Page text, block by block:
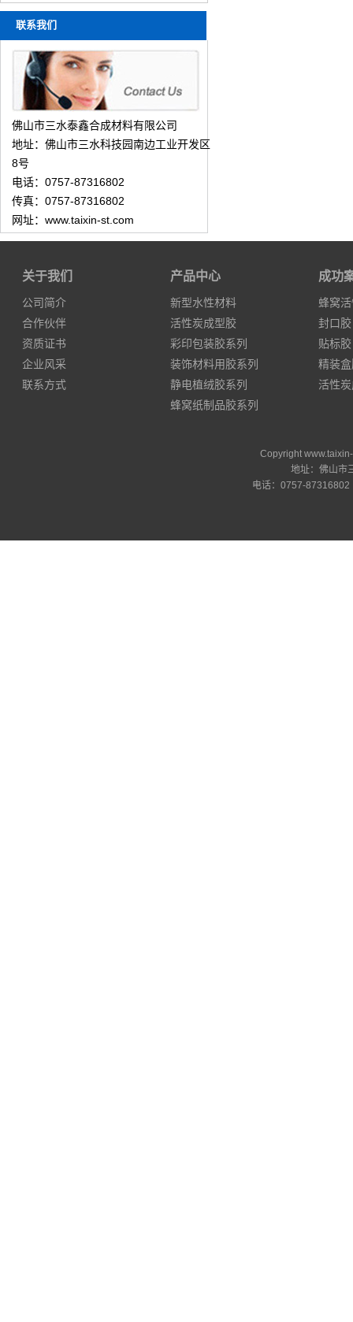
联系我们
佛山市三水泰鑫合成材料有限公司
地址：佛山市三水科技园南边工业开发区
8号
电话：0757-87316802
传真：0757-87316802
网址：www.taixin-st.com
关于我们
公司简介
合作伙伴
资质证书
企业风采
联系方式
产品中心
新型水性材料
活性炭成型胶
彩印包装胶系列
装饰材料用胶系列
静电植绒胶系列
蜂窝纸制品胶系列
成功
蜂窝
封口胶
贴标胶
精装
活性
Copyright
地址：佛山市
电话：0757-